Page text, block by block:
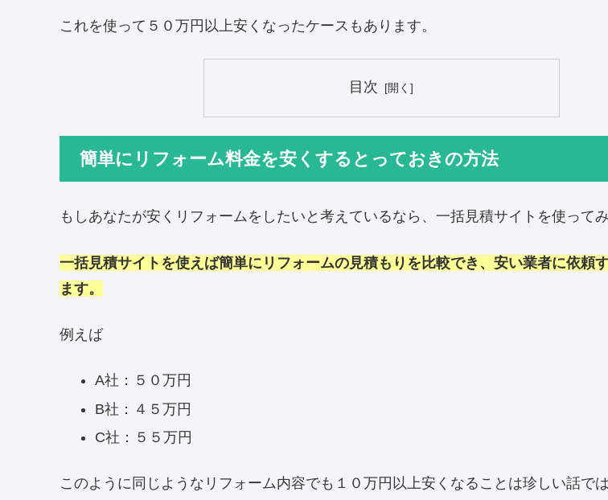
これを使って５０万円以上安くなったケースもあります。
目次
簡単にリフォーム料金を安くするとっておきの方法
もしあなたが安くリフォームをしたいと考えているなら、一括見積サイトを使ってみ
一括見積サイトを使えば簡単にリフォームの見積もりを比較でき、安い業者に依頼
ます。
例えば
A社：５０万円
B社：４５万円
C社：５５万円
このように同じようなリフォーム内容でも１０万円以上安くなることは珍しい話では